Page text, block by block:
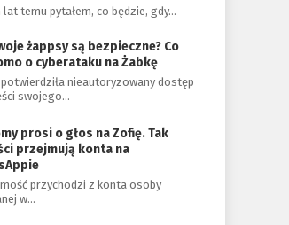
lat temu pytałem, co będzie, gdy…
żappsy są bezpieczne? Co
o cyberataku na Żabkę
potwierdziła nieautoryzowany dostęp
swojego…
prosi o głos na Zofię. Tak
przejmują konta na
przychodzi z konta osoby
w…